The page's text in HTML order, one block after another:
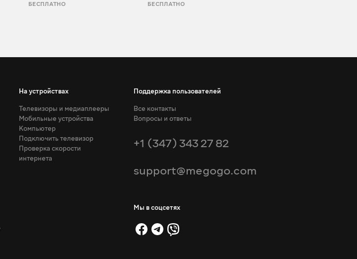
БЕСПЛАТНО
БЕСПЛАТНО
На устройствах
Телевизоры и медиаплееры
Мобильные устройства
Компьютер
Подключить телевизор
Проверка скорости
интернета
Поддержка пользователей
Все контакты
Вопросы и ответы
+1 (347) 343 27 82
support@megogo.com
Мы в соцсетях